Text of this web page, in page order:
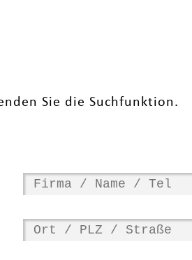
Sie die Suchfunktion.